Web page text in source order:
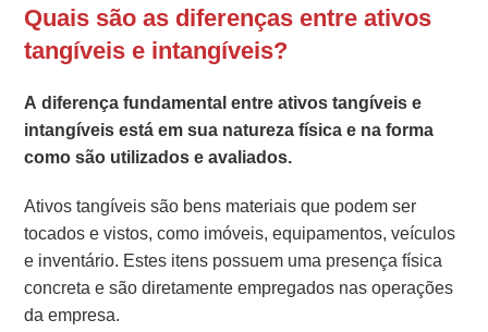
Quais são as diferenças entre ativos
tangíveis e intangíveis?
A diferença fundamental entre ativos tangíveis e
intangíveis está em sua natureza física e na forma
como são utilizados e avaliados.
Ativos tangíveis são bens materiais que podem ser
tocados e vistos, como imóveis, equipamentos, veículos
e inventário. Estes itens possuem uma presença física
concreta e são diretamente empregados nas operações
da empresa.